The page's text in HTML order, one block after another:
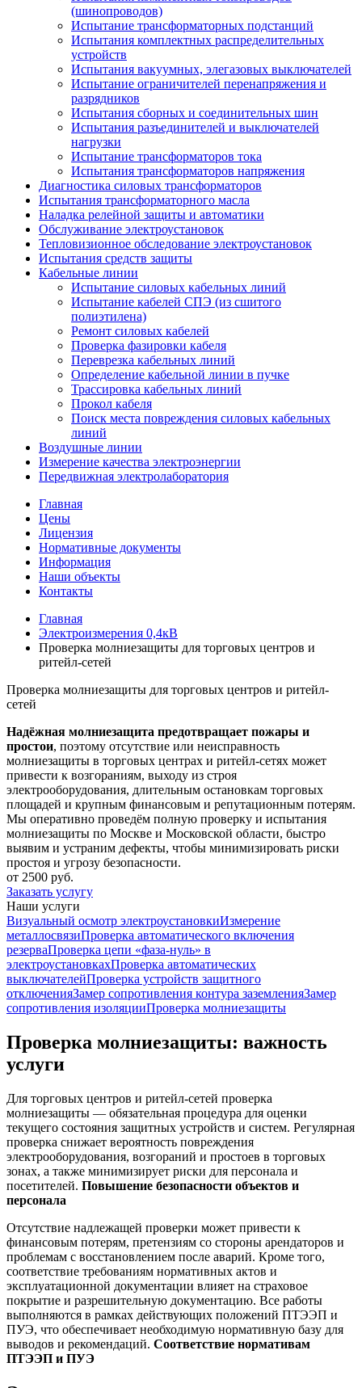
(шинопроводов)
Испытание трансформаторных подстанций
Испытания комплектных распределительных
устройств
Испытания вакуумных, элегазовых выключателей
Испытание ограничителей перенапряжения и
разрядников
Испытания сборных и соединительных шин
Испытания разъединителей и выключателей
нагрузки
Испытание трансформаторов тока
Испытания трансформаторов напряжения
Диагностика силовых трансформаторов
Испытания трансформаторного масла
Наладка релейной защиты и автоматики
Обслуживание электроустановок
Тепловизионное обследование электроустановок
Испытания средств защиты
Кабельные линии
Испытание силовых кабельных линий
Испытание кабелей СПЭ (из сшитого
полиэтилена)
Ремонт силовых кабелей
Проверка фазировки кабеля
Переврезка кабельных линий
Определение кабельной линии в пучке
Трассировка кабельных линий
Прокол кабеля
Поиск места повреждения силовых кабельных
линий
Воздушные линии
Измерение качества электроэнергии
Передвижная электролаборатория
Главная
Цены
Лицензия
Нормативные документы
Информация
Наши объекты
Контакты
Главная
Электроизмерения 0,4кВ
Проверка молниезащиты для торговых центров и
ритейл-сетей
Проверка молниезащиты для торговых центров и ритейл-
сетей
Надёжная молниезащита предотвращает пожары и
простои, поэтому отсутствие или неисправность
молниезащиты в торговых центрах и ритейл-сетях может
привести к возгораниям, выходу из строя
электрооборудования, длительным остановкам торговых
площадей и крупным финансовым и репутационным потерям.
Мы оперативно проведём полную проверку и испытания
молниезащиты по Москве и Московской области, быстро
выявим и устраним дефекты, чтобы минимизировать риски
простоя и угрозу безопасности.
от 2500 руб.
Заказать услугу
Наши услуги
Визуальный осмотр электроустановкиИзмерение
металлосвязиПроверка автоматического включения
резерваПроверка цепи «фаза-нуль» в
электроустановкахПроверка автоматических
выключателейПроверка устройств защитного
отключенияЗамер сопротивления контура заземленияЗамер
сопротивления изоляцииПроверка молниезащиты
Проверка молниезащиты: важность
услуги
Для торговых центров и ритейл‑сетей проверка
молниезащиты — обязательная процедура для оценки
текущего состояния защитных устройств и систем. Регулярная
проверка снижает вероятность повреждения
электрооборудования, возгораний и простоев в торговых
зонах, а также минимизирует риски для персонала и
посетителей. Повышение безопасности объектов и
персонала
Отсутствие надлежащей проверки может привести к
финансовым потерям, претензиям со стороны арендаторов и
проблемам с восстановлением после аварий. Кроме того,
соответствие требованиям нормативных актов и
эксплуатационной документации влияет на страховое
покрытие и разрешительную документацию. Все работы
выполняются в рамках действующих положений ПТЭЭП и
ПУЭ, что обеспечивает необходимую нормативную базу для
выводов и рекомендаций. Соответствие нормативам
ПТЭЭП и ПУЭ